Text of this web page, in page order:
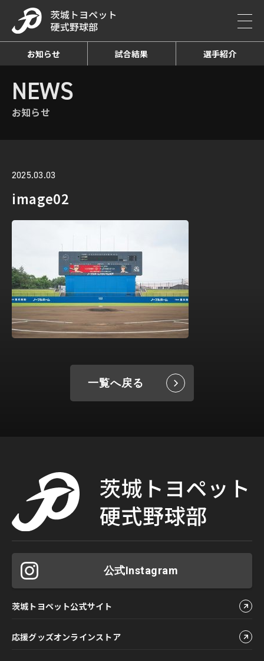
お知らせ 試合結果 選手紹介
HOME お知らせ詳細
NEWS
お知らせ
2025.03.03
image02
一覧へ戻る
公式Instagram
茨城トヨペット公式サイト
応援グッズオンラインストア